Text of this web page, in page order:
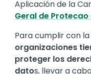
Aplicación de la
Geral de Protecao
Para cumplir con
organizaciones
proteger los
datos, llevar a